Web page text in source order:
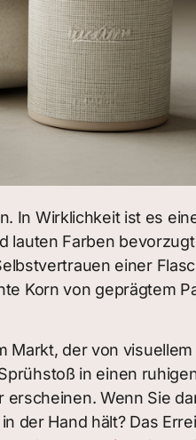
In Wirklichkeit ist es
lauten Farben
einer
Korn von geprägtem
der von
in einen
Wenn Sie
der Hand hält? Das